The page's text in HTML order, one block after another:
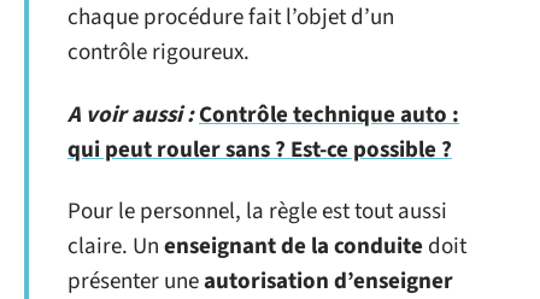
chaque procédure fait l’objet d’un
contrôle rigoureux.
A voir aussi :Contrôle technique auto :
qui peut rouler sans ? Est-ce possible ?
Pour le personnel, la règle est tout aussi
claire. Unenseignant de la conduite doit
présenter uneautorisation d’enseigner